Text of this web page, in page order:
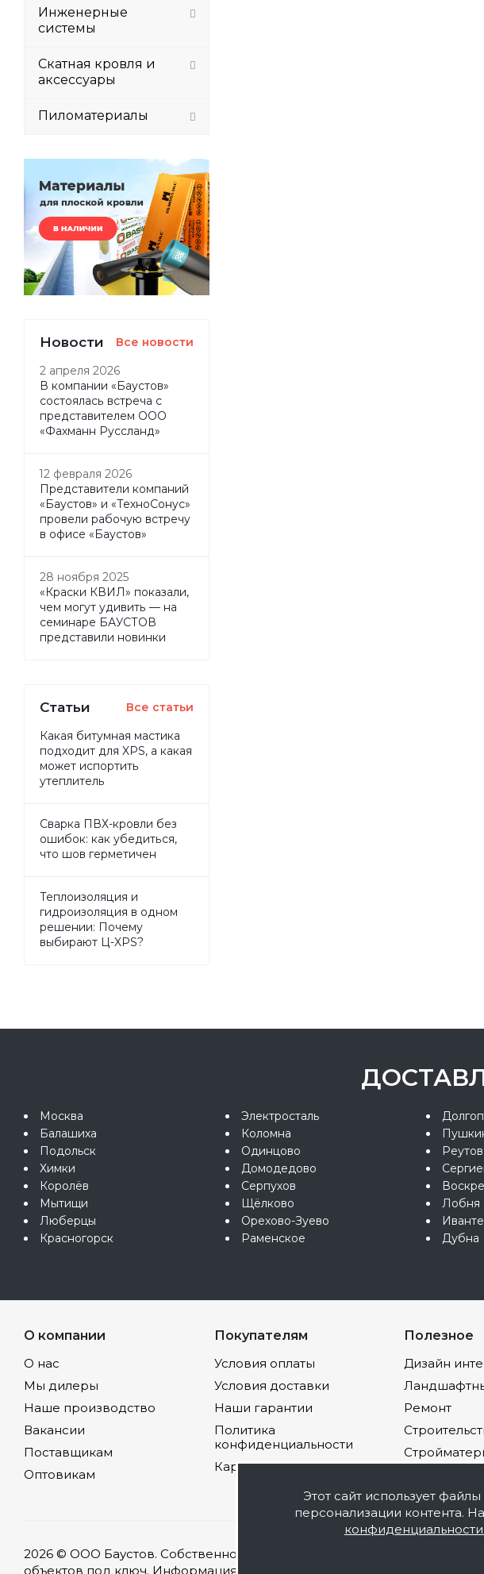
Инженерные
системы
Скатная кровля и
аксессуары
Пиломатериалы
Новости Все новости
2 апреля 2026
В компании «Баустов»
состоялась встреча с
представителем ООО
«Фахманн Руссланд»
12 февраля 2026
Представители компаний
«Баустов» и «ТехноСонус»
провели рабочую встречу
в офисе «Баустов»
28 ноября 2025
«Краски КВИЛ» показали,
чем могут удивить — на
семинаре БАУСТОВ
представили новинки
Статьи Все статьи
Какая битумная мастика
подходит для XPS, а какая
может испортить
утеплитель
Сварка ПВХ-кровли без
ошибок: как убедиться,
что шов герметичен
Теплоизоляция и
гидроизоляция в одном
решении: Почему
выбирают Ц-XPS?
Москва
Балашиха
Подольск
Химки
Королёв
Мытищи
Люберцы
Красногорск
Электросталь
Коломна
Одинцово
Домодедово
Серпухов
Щёлково
Орехово-Зуево
Раменское
Реутов
Лобня
Дубна
О компании
О нас
Мы дилеры
Наше производство
Вакансии
Поставщикам
Оптовикам
Покупателям
Условия оплаты
Условия доставки
Наши гарантии
Политика
конфиденциальности
Карта сайта
Полезное
Дизайн
Ремонт
2026 © ООО Баустов. Собственное производство лакокрасочной
объектов под ключ. Информация на сайте носит ознакомительный
Этот сайт использует
персонализации контента.